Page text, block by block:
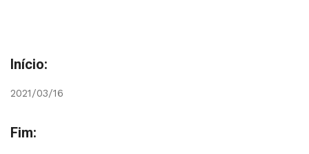
Início:
2021/03/16
Fim: